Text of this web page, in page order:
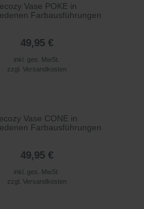
Vase POKE in
Farbausführungen
49,95 €
inkl. ges. MwSt.
zzgl. Versandkosten
Vase CONE in
Farbausführungen
49,95 €
inkl. ges. MwSt.
zzgl. Versandkosten